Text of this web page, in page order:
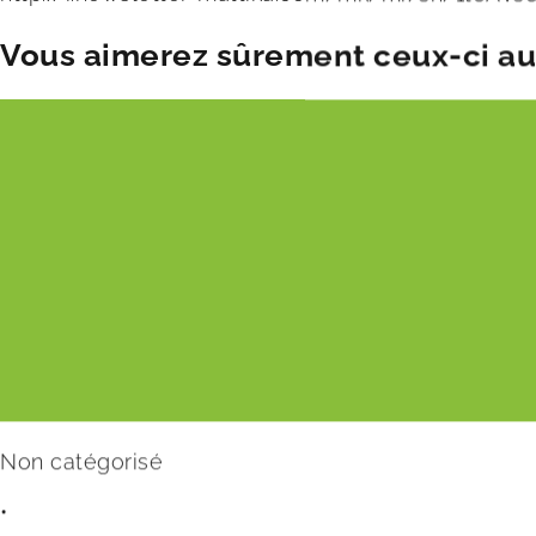
Vous aimerez sûrement ceux-ci
Non catégorisé
•